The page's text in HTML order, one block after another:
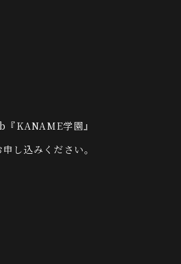
KANAME学園』
し込みください。